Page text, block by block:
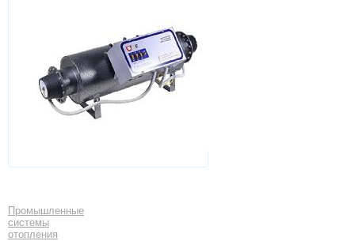
Промышленные
системы
отопления